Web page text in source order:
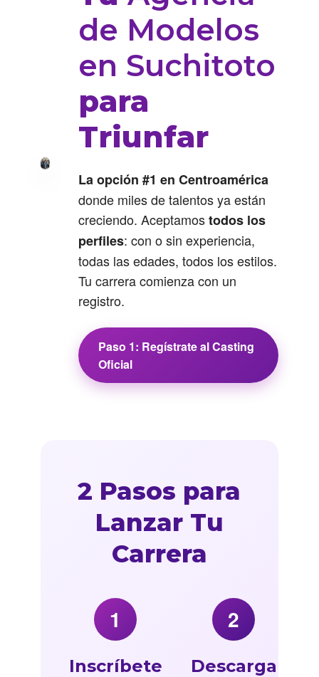
de Modelos
en Suchitoto
para
Triunfar
La opción #1 en Centroamérica
donde miles de talentos ya están
creciendo. Aceptamostodos los
perfiles: con o sin experiencia,
todas las edades, todos los estilos.
Tu carrera comienza con un
registro.
Paso 1: Regístrate al Casting
Oficial
2 Pasos para
Lanzar Tu
Carrera
1
Inscríbete
2
Descarga